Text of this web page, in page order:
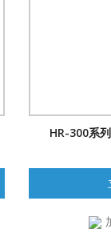
HR-300系